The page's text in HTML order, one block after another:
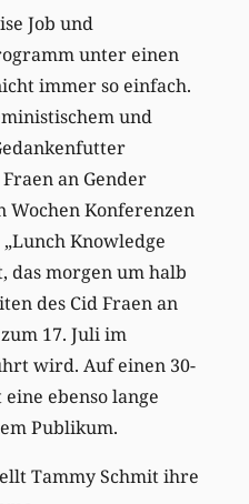
Job und
unter einen
immer so einfach.
und
an Gender
Wochen Konferenzen
Knowledge
das morgen um halb
des Cid Fraen an
17. Juli im
wird. Auf einen 30-
ebenso lange
Publikum.
Tammy Schmit ihre